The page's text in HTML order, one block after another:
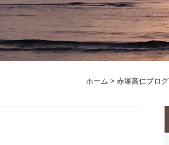
ホーム > 赤塚高仁ブログ